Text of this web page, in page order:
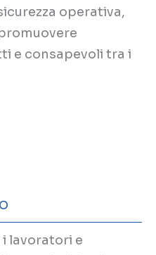
operativa,
e consapevoli tra i
lavoratori e